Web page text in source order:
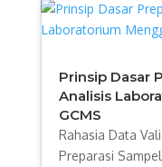
Prinsip Dasar
Analisis
GCMS
Rahasia Data
Preparasi